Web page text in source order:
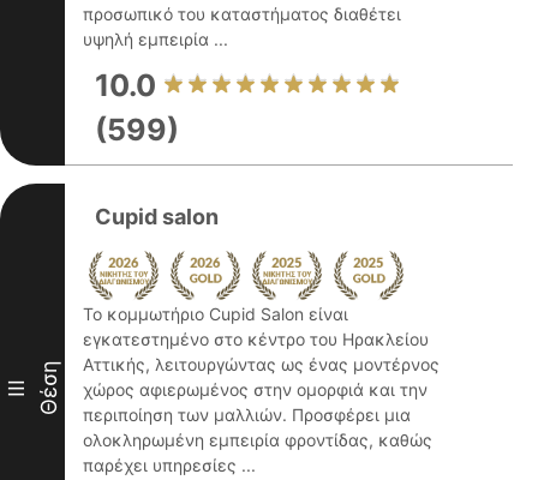
προσωπικό του καταστήματος διαθέτει
υψηλή εμπειρία ...
10.0
(599)
III Θέση
Cupid salon
Το κομμωτήριο Cupid Salon είναι
εγκατεστημένο στο κέντρο του Ηρακλείου
Αττικής, λειτουργώντας ως ένας μοντέρνος
χώρος αφιερωμένος στην ομορφιά και την
περιποίηση των μαλλιών. Προσφέρει μια
ολοκληρωμένη εμπειρία φροντίδας, καθώς
παρέχει υπηρεσίες ...